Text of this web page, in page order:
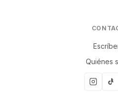
Quiénes